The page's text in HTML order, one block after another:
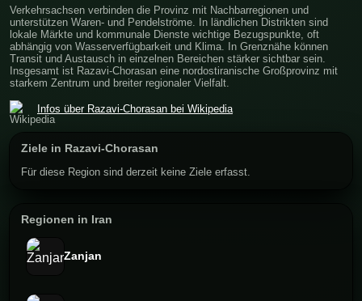
Verkehrsachsen verbinden die Provinz mit Nachbarregionen und
unterstützen Waren- und Pendelströme. In ländlichen Distrikten sind
lokale Märkte und kommunale Dienste wichtige Bezugspunkte, oft
abhängig von Wasserverfügbarkeit und Klima. In Grenznähe können
Transit und Austausch in einzelnen Bereichen stärker sichtbar sein.
Insgesamt ist Razavi-Chorasan eine nordostiranische Großprovinz mit
starkem Zentrum und breiter regionaler Vielfalt.
Infos über Razavi-Chorasan bei Wikipedia
Ziele in Razavi-Chorasan
Für diese Region sind derzeit keine Ziele erfasst.
Regionen in Iran
Zanjan